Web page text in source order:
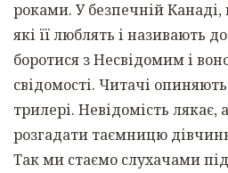
роками. У безпечній
які її люблять і називають
боротися з Несвідомим і
свідомості. Читачі
трилері. Невідомість лякає,
розгадати таємницю
Так ми стаємо слухачами